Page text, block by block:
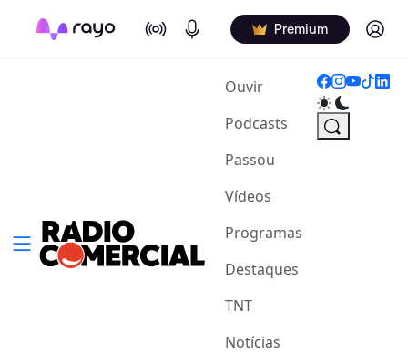
On Air Podcasts Premium Log in
Ouvir(current)
Podcasts
Passou
Vídeos
Programas
Destaques
TNT
Notícias